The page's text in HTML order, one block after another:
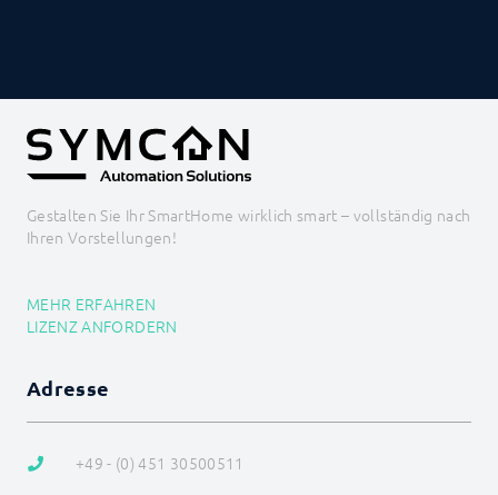
LJQuick
M-Bus
Matter
Modbus RTU/TCP
MQTT
OCPP
OPC UA
Shutter Control
Siemens OZW
SNMP
SPS: Siemens, Vipa, Logo
Gestalten Sie Ihr SmartHome wirklich smart – vollständig nach
Ihren Vorstellungen!
MEHR ERFAHREN
LIZENZ ANFORDERN
Adresse
+49 - (0) 451 30500511